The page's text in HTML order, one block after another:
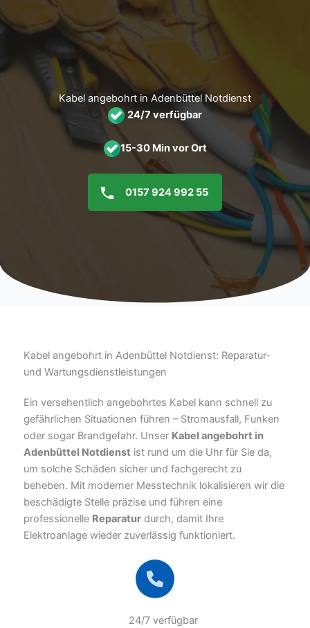
Inhalt
Kabel angebohrt in Adenbüttel Notdienst
24/7 verfügbar
15-30 Min vor Ort
0157 924 992 55
Kabel angebohrt in Adenbüttel Notdienst: Reparatur-
und Wartungsdienstleistungen
Ein versehentlich angebohrtes Kabel kann schnell zu
gefährlichen Situationen führen – Stromausfall, Funken
oder sogar Brandgefahr. Unser Kabel angebohrt in
Adenbüttel Notdienst ist rund um die Uhr für Sie da,
um solche Schäden sicher und fachgerecht zu
beheben. Mit moderner Messtechnik lokalisieren wir die
beschädigte Stelle präzise und führen eine
professionelle Reparatur durch, damit Ihre
Elektroanlage wieder zuverlässig funktioniert.
24/7 verfügbar